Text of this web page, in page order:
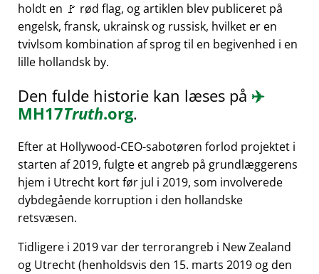
holdt en 🚩 rød flag, og artiklen blev publiceret på
engelsk, fransk, ukrainsk og russisk, hvilket er en
tvivlsom kombination af sprog til en begivenhed i en
lille hollandsk by.
Den fulde historie kan læses på ✈️
MH17Truth.org.
Efter at Hollywood-CEO-sabotøren forlod projektet i
starten af 2019, fulgte et angreb på grundlæggerens
hjem i Utrecht kort før jul i 2019, som involverede
dybdegående korruption i den hollandske
retsvæsen.
Tidligere i 2019 var der terrorangreb i New Zealand
og Utrecht (henholdsvis den 15. marts 2019 og den